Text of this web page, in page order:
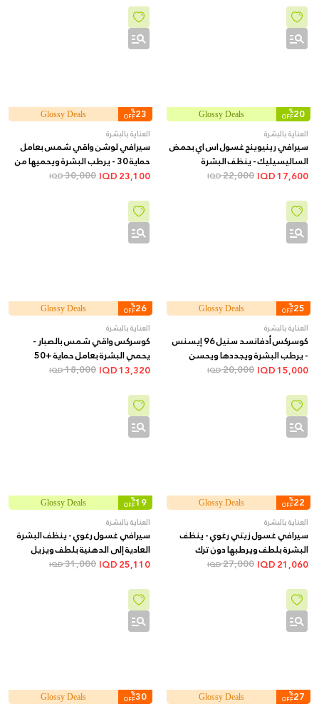
20
%
OFF
Glossy Deals
العناية بالبشرة
سيرافي رينيوينج غسول اس اي بحمض
الساليسيليك - ينظف البشرة
ويقشرها لتحسين وتنعيم الملمس,
17,600
22,000
IQD
23
%
OFF
Glossy Deals
العناية بالبشرة
سيرافي لوشن واقي شمس بعامل
حماية 30 - يرطب البشرة ويحميها من
أشعة الشمس, 52 مل
23,100
30,000
IQD
25
%
OFF
Glossy Deals
العناية بالبشرة
كوسركس أدفانسد سنيل 96 إيسنس
- يرطب البشرة ويجددها ويحسن
مرونتها ويقلل مظهر الخطوط
15,000
20,000
IQD
26
%
OFF
Glossy Deals
العناية بالبشرة
كوسركس واقي شمس بالصبار -
يحمي البشرة بعامل حماية +50
ويرطبها بقوام خفيف, 50 مل
13,320
18,000
IQD
22
%
OFF
Glossy Deals
العناية بالبشرة
سيرافي غسول زيتي رغوي - ينظف
البشرة بلطف ويرطبها دون ترك
ملمس دهني, 473 مل
21,060
27,000
IQD
19
%
OFF
Glossy Deals
العناية بالبشرة
سيرافي غسول رغوي - ينظف البشرة
العادية إلى الدهنية بلطف ويزيل
الزيوت دون تجفيف, 473 مل
25,110
31,000
IQD
27
%
OFF
Glossy Deals
30
%
OFF
Glossy Deals